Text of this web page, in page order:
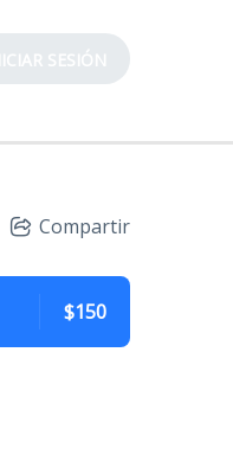
SESIÓN
Compartir
$150